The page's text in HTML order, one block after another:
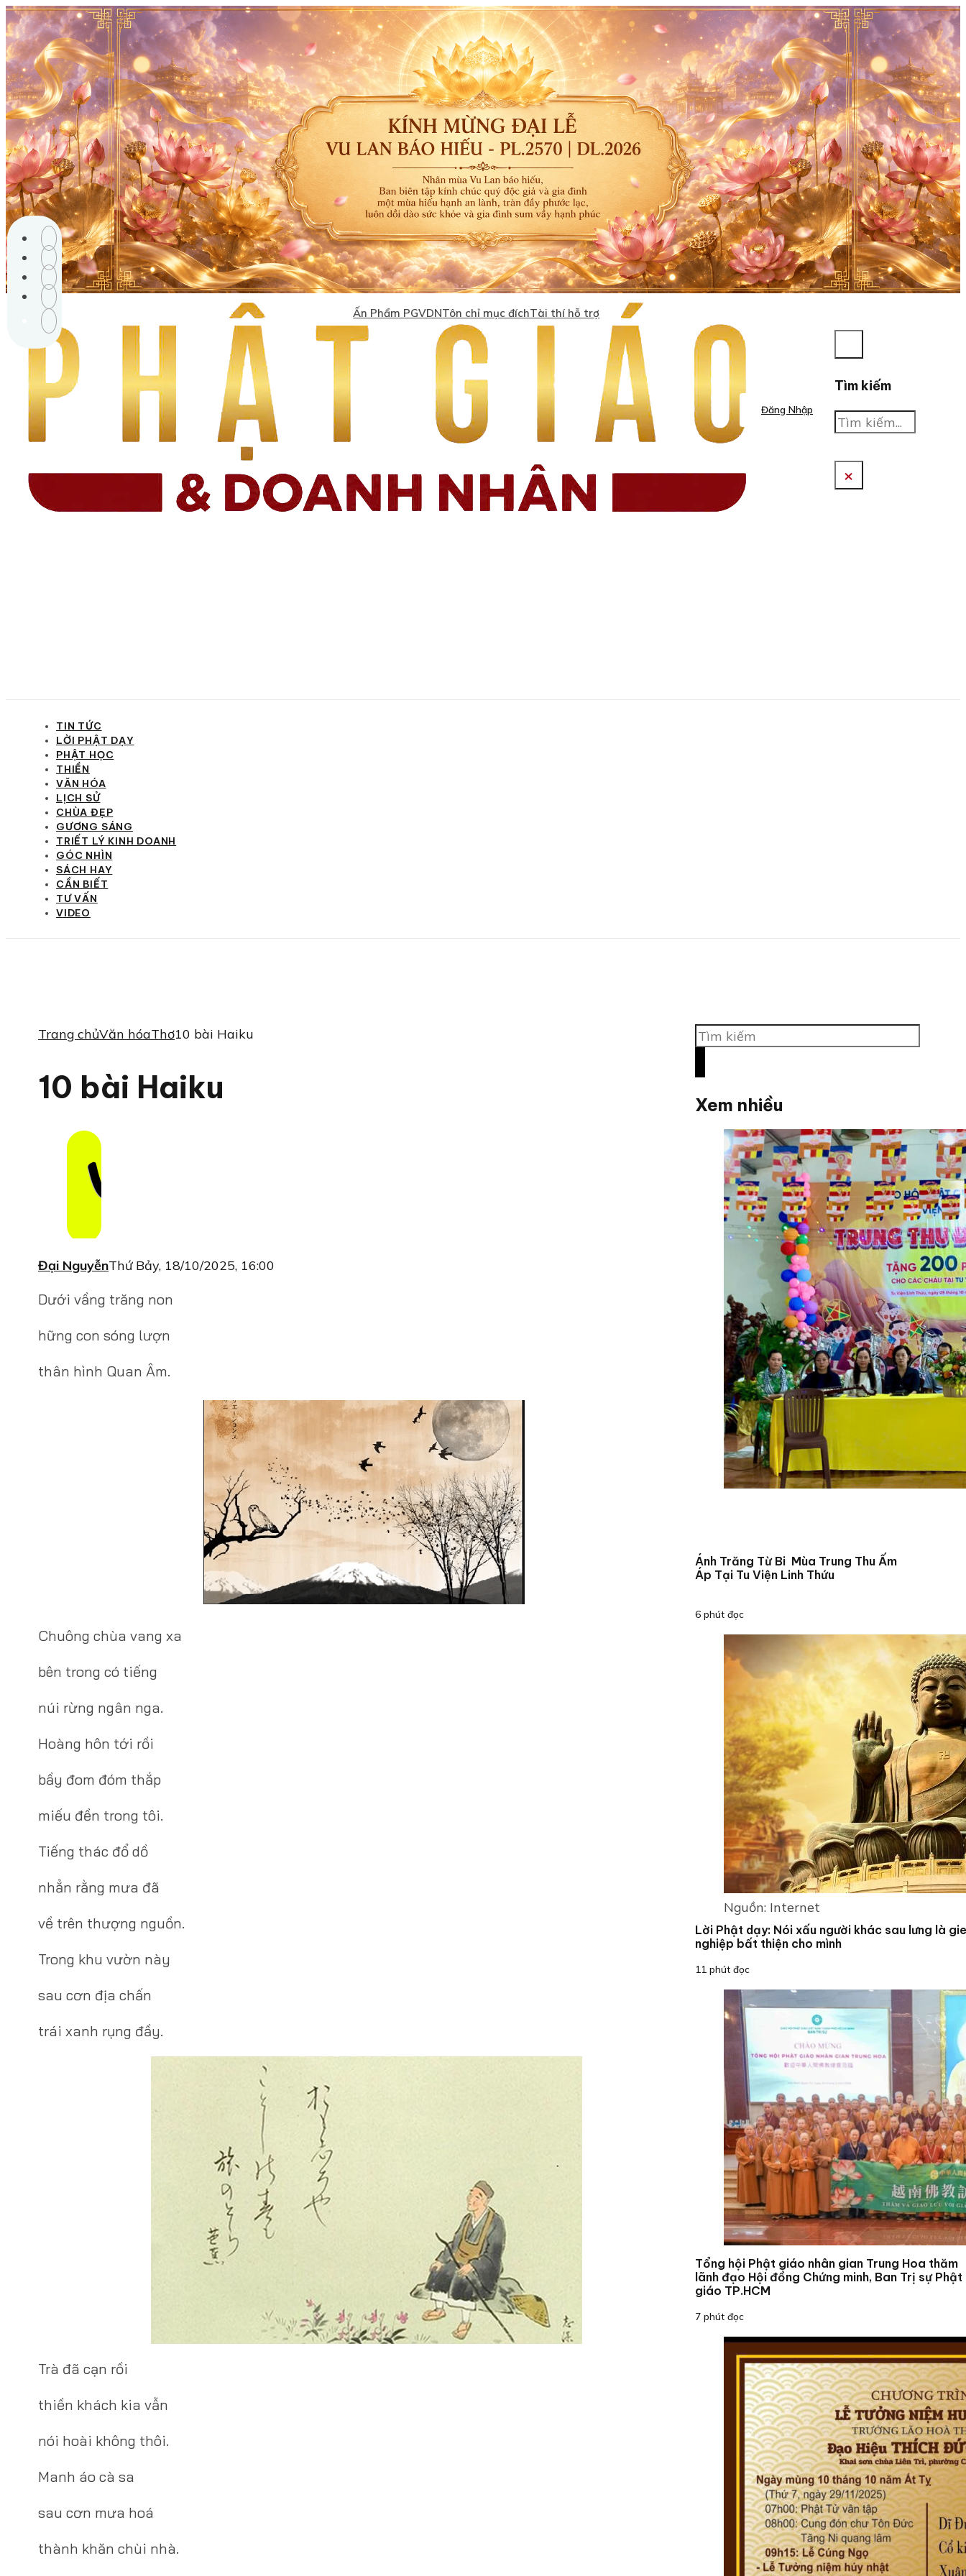
Ấn Phẩm PGVDNTôn chỉ mục đíchTài thí hỗ trợ
Đăng Nhập
Tìm kiếm
Tìm
kiếm
×
TIN TỨC
LỜI PHẬT DẠY
PHẬT HỌC
THIỀN
VĂN HÓA
LỊCH SỬ
CHÙA ĐẸP
GƯƠNG SÁNG
TRIẾT LÝ KINH DOANH
GÓC NHÌN
SÁCH HAY
CẦN BIẾT
TƯ VẤN
VIDEO
Trang chủVăn hóaThơ10 bài Haiku
10 bài Haiku
Đại NguyễnThứ Bảy, 18/10/2025, 16:00
Dưới vầng trăng non
hững con sóng lượn
thân hình Quan Âm.
Chuông chùa vang xa
bên trong có tiếng
núi rừng ngân nga.
Hoàng hôn tới rồi
bầy đom đóm thắp
miếu đền trong tôi.
Tiếng thác đổ dồ
nhẳn rằng mưa đã
về trên thượng nguồn.
Trong khu vườn này
sau cơn địa chấn
trái xanh rụng đầy.
Trà đã cạn rồi
thiền khách kia vẫn
nói hoài không thôi.
Manh áo cà sa
sau cơn mưa hoá
thành khăn chùi nhà.
Tìm
kiếm
Xem nhiều
Ánh Trăng Từ Bi Mùa Trung Thu Ấm
Áp Tại Tu Viện Linh Thứu
6 phút đọc
Nguồn: Internet
Lời Phật dạy: Nói xấu người khác sau lưng là
nghiệp bất thiện cho mình
11 phút đọc
Tổng hội Phật giáo nhân gian Trung Hoa thăm
lãnh đạo Hội đồng Chứng minh, Ban Trị sự Phật
giáo TP.HCM
7 phút đọc